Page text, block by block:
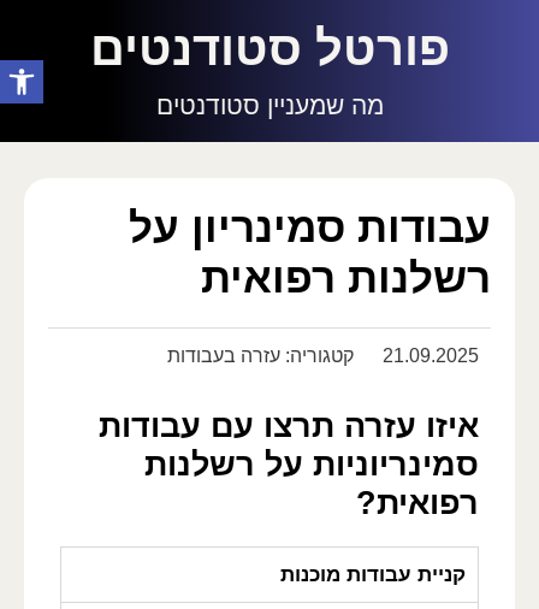
פתח
פורטל סטודנטים
מה שמעניין סטודנטים
עבודות סמינריון על
רשלנות רפואית
21.09.2025 קטגוריה: עזרה בעבודות
איזו עזרה תרצו עם עבודות
סמינריוניות על רשלנות
רפואית?
קניית עבודות מוכנות